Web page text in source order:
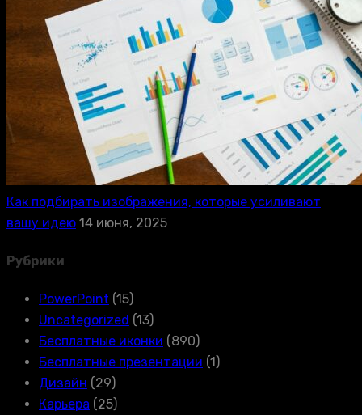
Как подбирать изображения, которые усиливают
вашу идею 14 июня, 2025
Рубрики
PowerPoint (15)
Uncategorized (13)
Бесплатные иконки (890)
Бесплатные презентации (1)
Дизайн (29)
Карьера (25)